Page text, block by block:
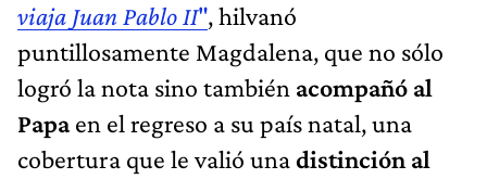
viaja Juan Pablo II", hilvanó
puntillosamente Magdalena, que no sólo
logró la nota sino también acompañó al
Papaen el regreso a su país natal, una
cobertura que le valió unadistinción al